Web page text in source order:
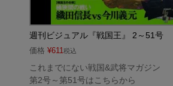
週刊ビジュアル『戦国王』 2～51号
価格 ¥611税込
これまでにない戦国&武将マガジン
第2号～第51号はこちらから